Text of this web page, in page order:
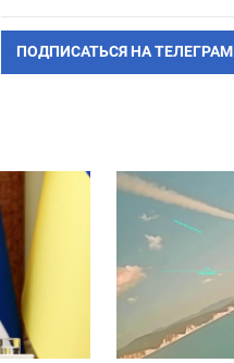
ПОДПИСАТЬСЯ НА ТЕЛЕГРАМ